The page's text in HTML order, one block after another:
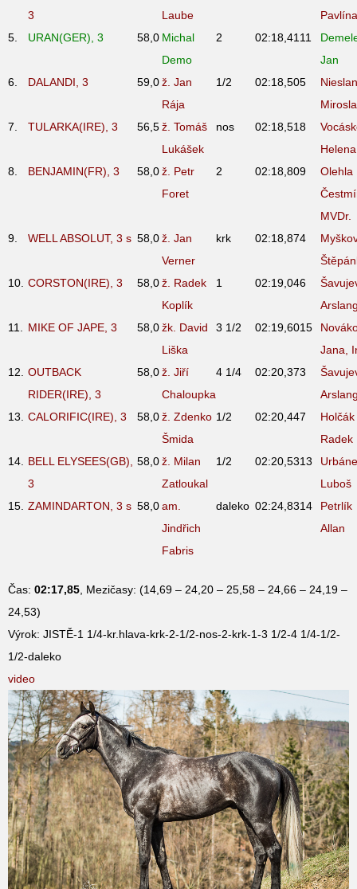
3
Laube
Pavlína
5.
URAN(GER), 3 58,0 Michal
Demo
2 02:18,41 11
Jan
6.
DALANDI, 3 59,0ž. Jan
Rája
1/2 02:18,505
7.
TULARKA(IRE), 3 56,5ž. Tomáš
Lukášek
nos 02:18,518
Helena
8.
BENJAMIN(FR), 3 58,0ž. Petr
Foret
2 02:18,809
Olehla
MVDr.
9.
WELL ABSOLUT, 3 s 58,0ž. Jan
Verner
krk 02:18,874
10. CORSTON(IRE), 3 58,0ž. Radek
Koplík
1 02:19,046
11.
MIKE OF JAPE, 3 58,0žk. David
Liška
3 1/2 02:19,6015
Jana,
12.
OUTBACK
RIDER(IRE), 3
58,0ž. Jiří
Chaloupka
4 1/4 02:20,373
13.
CALORIFIC(IRE), 3 58,0ž. Zdenko
Šmida
1/2 02:20,447
Holčák
Radek
14.
BELL ELYSEES(GB),
3
58,0ž. Milan
Zatloukal
1/2 02:20,5313
Luboš
15. ZAMINDARTON, 3 s 58,0am.
Jindřich
Fabris
daleko 02:24,8314
Petrlík
Allan
Čas: 02:17,85 , Mezičasy: (14,69 – 24,20 – 25,58 – 24,66 – 24,19 –
24,53)
Výrok: JISTĚ-1 1/4-kr.hlava-krk-2-1/2-nos-2-krk-1-3 1/2-4 1/4-1/2-
1/2-daleko
video